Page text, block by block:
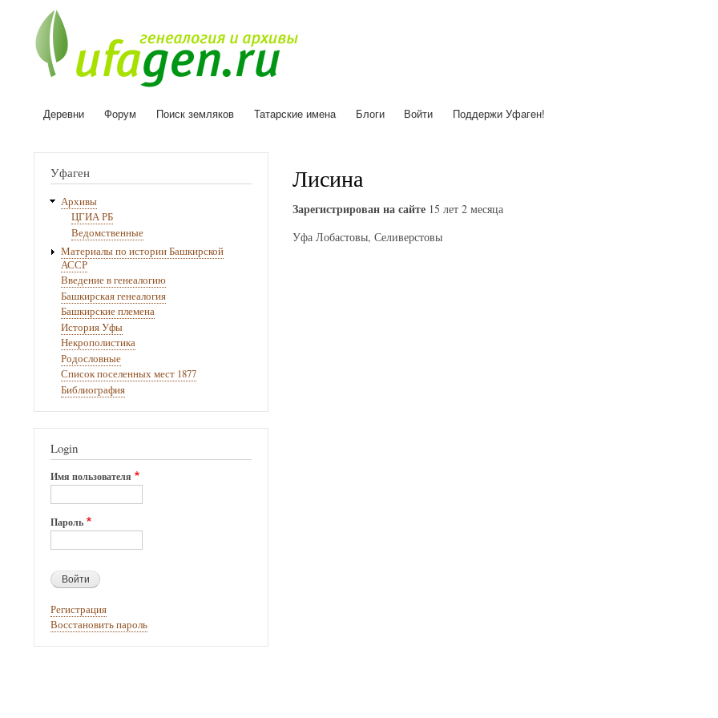
Основная
Деревни Форум Поиск земляков Татарские имена Блоги Войти Поддержи Уфаген!
Лисина
Зарегистрирован на сайте15 лет 2 месяца
Уфа Лобастовы, Селиверстовы
Уфаген
Архивы
ЦГИА РБ
Ведомственные
Материалы по истории Башкирской
АССР
Введение в генеалогию
Башкирская генеалогия
Башкирские племена
История Уфы
Некрополистика
Родословные
Список поселенных мест 1877
Библиография
Login
Имя пользователя
Пароль
Регистрация
Восстановить пароль